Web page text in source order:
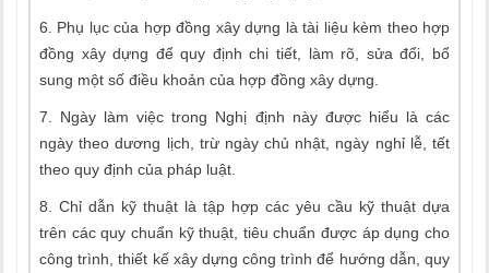
6. Phụ lục của hợp đồng xây dựng là tài liệu kèm theo hợp
đồng xây dựng để quy định chi tiết, làm rõ, sửa đổi, bổ
sung một số điều khoản của hợp đồng xây dựng.
7. Ngày làm việc trong Nghị định này được hiểu là các
ngày theo dương lịch, trừ ngày chủ nhật, ngày nghỉ lễ, tết
theo quy định của pháp luật.
8. Chỉ dẫn kỹ thuật là tập hợp các yêu cầu kỹ thuật dựa
trên các quy chuẩn kỹ thuật, tiêu chuẩn được áp dụng cho
công trình, thiết kế xây dựng công trình để hướng dẫn, quy